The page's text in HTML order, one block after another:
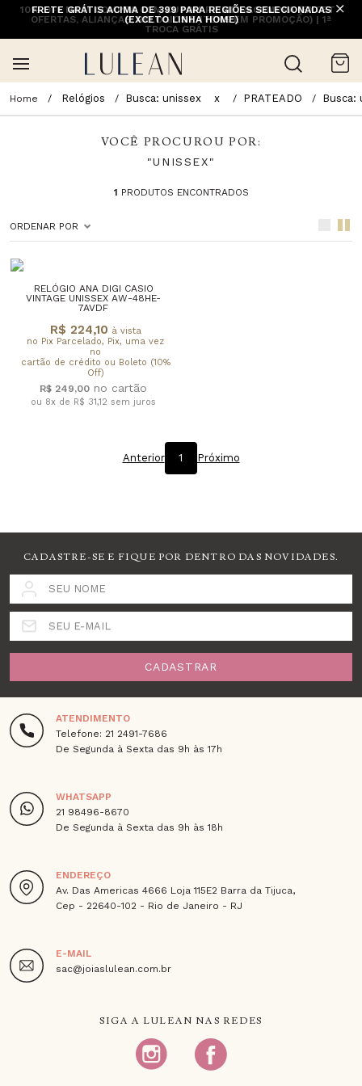
10% OFF NA 1ª COMPRA COM CUPOM PRIMEIRACOMPRA (EXCETO
OFERTAS, ALIANÇAS, RELÓGIOS E ITENS EM PROMOÇÃO) | 1ª
TROCA GRÁTIS
FRETE GRÁTIS ACIMA DE 399 PARA REGIÕES SELECIONADAS
(EXCETO LINHA HOME)
Relógios Busca: unissex x PRATEADO Busca:
VOCÊ PROCUROU POR:
"UNISSEX"
1 PRODUTOS ENCONTRADOS
ORDENAR POR
RELÓGIO ANA DIGI CASIO
VINTAGE UNISSEX AW-48HE-
7AVDF
R$ 224,10 à vista
no Pix Parcelado, Pix, uma vez
no
cartão de crédito ou Boleto (10%
Off)
R$ 249,00
ou 8x de R$ 31,12 sem juros
Anterior 1 Próximo
CADASTRE-SE E FIQUE POR DENTRO DAS NOVIDADES.
SEU NOME
SEU E-MAIL
CADASTRAR
ATENDIMENTO
Telefone: 21 2491-7686
De Segunda à Sexta das 9h às 17h
WHATSAPP
21 98496-8670
De Segunda à Sexta das 9h às 18h
ENDEREÇO
Av. Das Americas 4666 Loja 115E2 Barra da Tijuca,
Cep - 22640-102 - Rio de Janeiro - RJ
E-MAIL
sac@joiaslulean.com.br
SIGA A LULEAN NAS REDES